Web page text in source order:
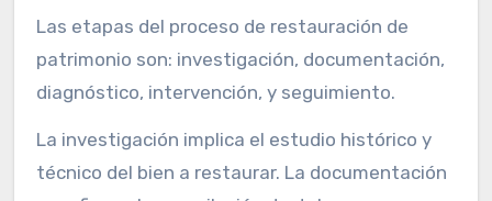
Las etapas del proceso de restauración de
patrimonio son: investigación, documentación,
diagnóstico, intervención, y seguimiento.
La investigación implica el estudio histórico y
técnico del bien a restaurar. La documentación